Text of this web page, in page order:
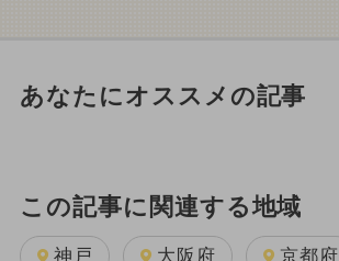
あなたにオススメの記事
この記事に関連する地域
神戸 大阪府 京都府